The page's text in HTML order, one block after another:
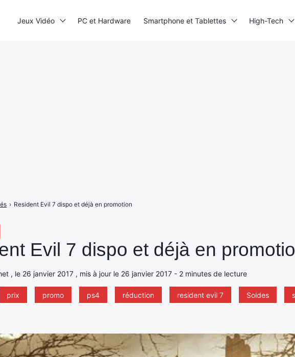
Evil 7 dispo et déjà en
, le 26 janvier 2017 , mis à jour le 26 janvier 2017 - 2 minutes de lecture
prix promo ps4 réduction resident evil 7 Soldes
› Resident Evil 7 dispo et déjà en promotion
Jeux Vidéo PC et Hardware Smartphone et Tablettes High-Tech